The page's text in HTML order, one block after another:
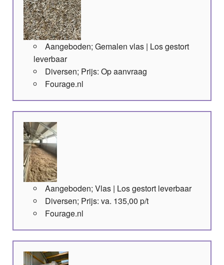
Aangeboden; Gemalen vlas | Los gestort
leverbaar
Diversen; Prijs: Op aanvraag
Fourage.nl
Aangeboden; Vlas | Los gestort leverbaar
Diversen; Prijs: va. 135,00 p/t
Fourage.nl